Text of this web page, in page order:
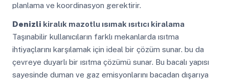
planlama ve koordinasyon gerektirir.
Denizli kiralık mazotlu ısımak ısıtıcı kiralama
Taşınabilir kullanıcıların farklı mekanlarda ısıtma
ihtiyaçlarını karşılamak için ideal bir çözüm sunar. bu da
çevreye duyarlı bir ısıtma çözümü sunar. Bu bacalı yapısı
sayesinde duman ve gaz emisyonlarını bacadan dışarıya